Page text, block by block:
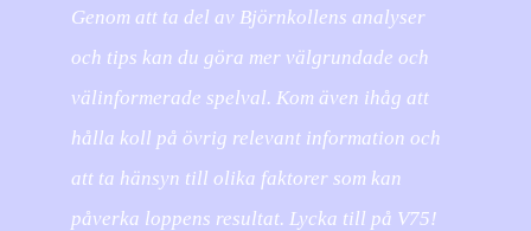
Genom att ta del av Björnkollens analyser
och tips kan du göra mer välgrundade och
välinformerade spelval. Kom även ihåg att
hålla koll på övrig relevant information och
att ta hänsyn till olika faktorer som kan
påverka loppens resultat. Lycka till på V75!